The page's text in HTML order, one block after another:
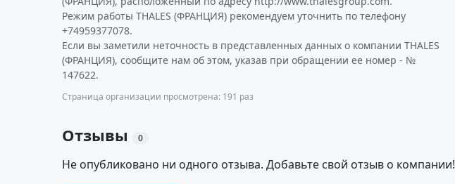
Режим работы THALES (ФРАНЦИЯ) рекомендуем уточнить по телефону
+74959377078.
Если вы заметили неточность в представленных данных о компании THALES
(ФРАНЦИЯ), сообщите нам об этом, указав при обращении ее номер - №
147622.
Страница организации просмотрена: 191 раз
Отзывы 0
Не опубликовано ни одного отзыва. Добавьте свой отзыв о компании!